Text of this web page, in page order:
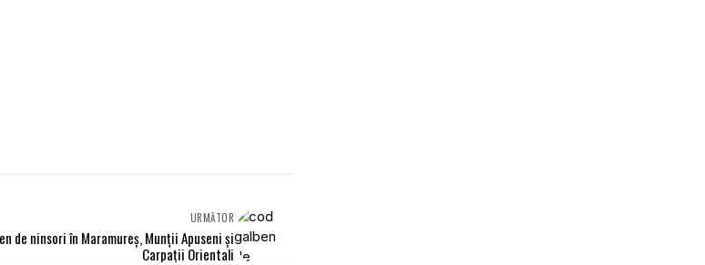
URMĂTOR
de ninsori în Maramureș, Munții Apuseni și
Carpații Orientali